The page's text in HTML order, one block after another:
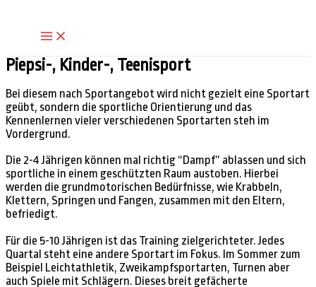
springenMain
Piepsi-, Kinder-, Teenisport
Bei diesem nach Sportangebot wird nicht gezielt eine Sportart
geübt, sondern die sportliche Orientierung und das
Kennenlernen vieler verschiedenen Sportarten steh im
Vordergrund.
Die 2-4 Jährigen können mal richtig “Dampf” ablassen und sich
sportliche in einem geschützten Raum austoben. Hierbei
werden die grundmotorischen Bedürfnisse, wie Krabbeln,
Klettern, Springen und Fangen, zusammen mit den Eltern,
befriedigt.
Für die 5-10 Jährigen ist das Training zielgerichteter. Jedes
Quartal steht eine andere Sportart im Fokus. Im Sommer zum
Beispiel Leichtathletik, Zweikampfsportarten, Turnen aber
auch Spiele mit Schlägern. Dieses breit gefächerte